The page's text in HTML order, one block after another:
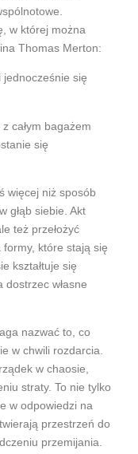
w której można
Thomas Merton:
jednocześnie się
całym bagażem
się
więcej niż sposób
głąb siebie. Akt
też przełożyć
które stają się
kształtuje się
własne
nazwać to, co
w chwili rozdarcia.
w chaosie,
straty. To nie tylko
w odpowiedzi na
przestrzeń do
przemijania.